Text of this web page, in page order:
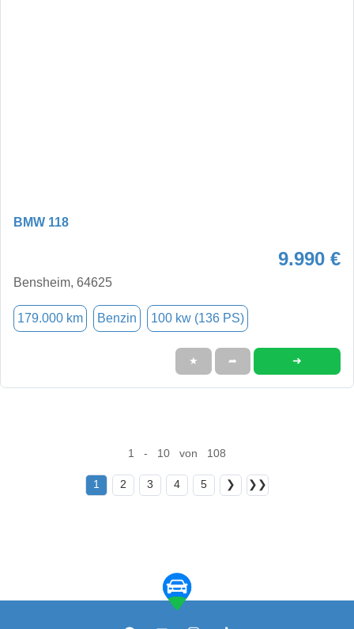
BMW 118
9.990 €
Bensheim, 64625
179.000 km Benzin 100 kw (136 PS)
★ ➦ ➜
1 - 10 von 108
1 2 3 4 5 ❯ ❯❯